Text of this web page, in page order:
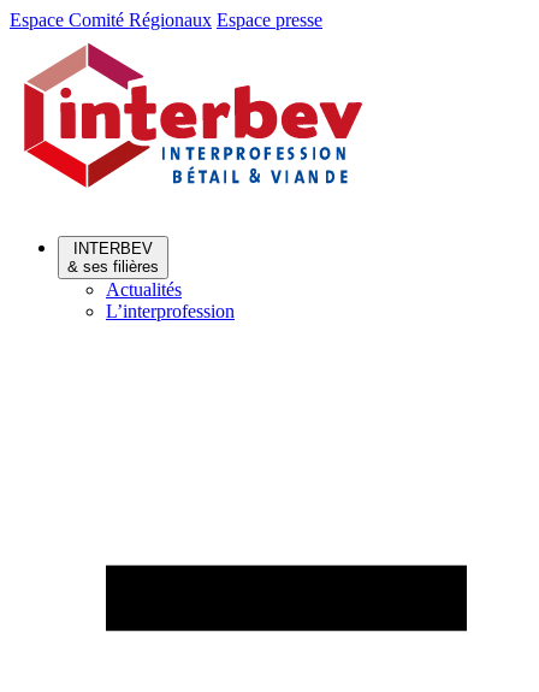
Aller
Aller
contenu
Espace Comité Régionaux Espace presse
INTERBEV
& ses filières
Actualités
L’interprofession